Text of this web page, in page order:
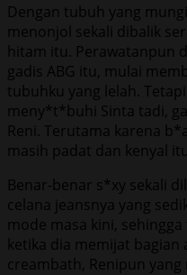
Dengan tubuh yang
menonjol sekali dibalik
hitam itu. Perawatanpun
gadis ABG itu, mulai
tubuhku yang lelah.
meny*t*buhi Sinta tadi,
Reni. Terutama karena
masih padat dan kenyal
Benar-benar s*xy sekali
celana jeansnya yang
mode masa kini,
ketika dia memijat bagian
creambath, Renipun